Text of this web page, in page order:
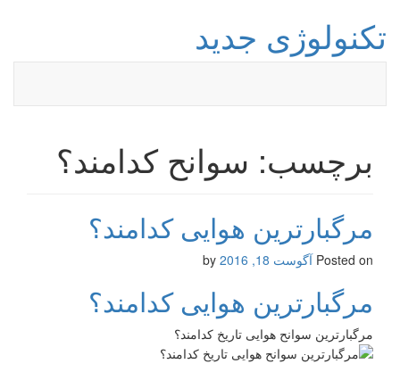
تکنولوژی جدید
برچسب: سوانح کدامند؟
مرگبارترین هوایی کدامند؟
Posted on آگوست 18, 2016
مرگبارترین هوایی کدامند؟
مرگبارترین سوانح هوایی تاریخ کدامند؟